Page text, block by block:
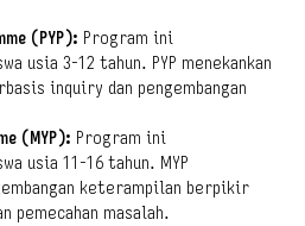
(PYP): Program ini
usia 3-12 tahun. PYP menekankan
inquiry dan pengembangan
(MYP): Program ini
usia 11-16 tahun. MYP
keterampilan berpikir
masalah.